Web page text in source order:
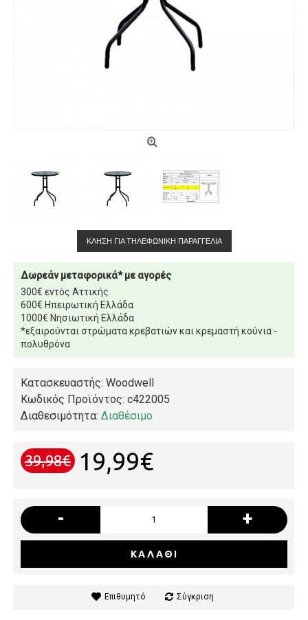
ΚΛΉΣΗ ΓΙΑ ΤΗΛΕΦΩΝΙΚΉ ΠΑΡΑΓΓΕΛΊΑ
Δωρεάν μεταφορικά* με αγορές
300€ εντός Αττικής
600€ Ηπειρωτική Ελλάδα
1000€ Νησιωτική Ελλάδα
*εξαιρούνται στρώματα κρεβατιών και κρεμαστή κούνια -
πολυθρόνα
Κατασκευαστής: Woodwell
Κωδικός Προϊόντος: c422005
Διαθεσιμότητα: Διαθέσιμο
39,98€ 19,99€
- +
ΚΑΛΆΘΙ
Επιθυμητό Σύγκριση